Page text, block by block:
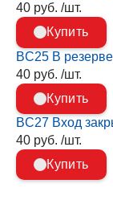
40 руб. /шт.
Купить
BC25 В резерве
40 руб. /шт.
Купить
BC27 Вход
40 руб. /шт.
Купить